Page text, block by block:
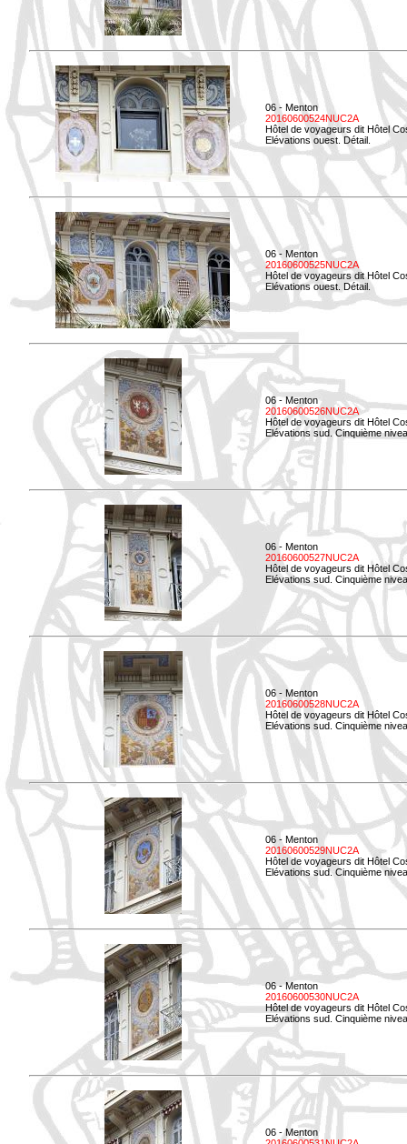
06 - Menton
20160600524NUC2A
Hôtel de voyageurs dit Hôtel
Elévations ouest. Détail.
06 - Menton
20160600525NUC2A
Hôtel de voyageurs dit Hôtel
Elévations ouest. Détail.
06 - Menton
20160600526NUC2A
Hôtel de voyageurs dit Hôtel
Elévations sud. Cinquième
06 - Menton
20160600527NUC2A
Hôtel de voyageurs dit Hôtel
Elévations sud. Cinquième
06 - Menton
20160600528NUC2A
Hôtel de voyageurs dit Hôtel
Elévations sud. Cinquième
06 - Menton
20160600529NUC2A
Hôtel de voyageurs dit Hôtel
Elévations sud. Cinquième
06 - Menton
20160600530NUC2A
Hôtel de voyageurs dit Hôtel
Elévations sud. Cinquième
06 - Menton